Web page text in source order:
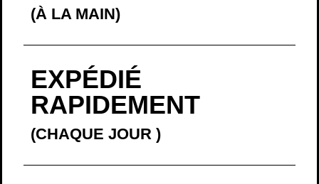
(À LA MAIN)
EXPÉDIÉ
RAPIDEMENT
(CHAQUE JOUR )